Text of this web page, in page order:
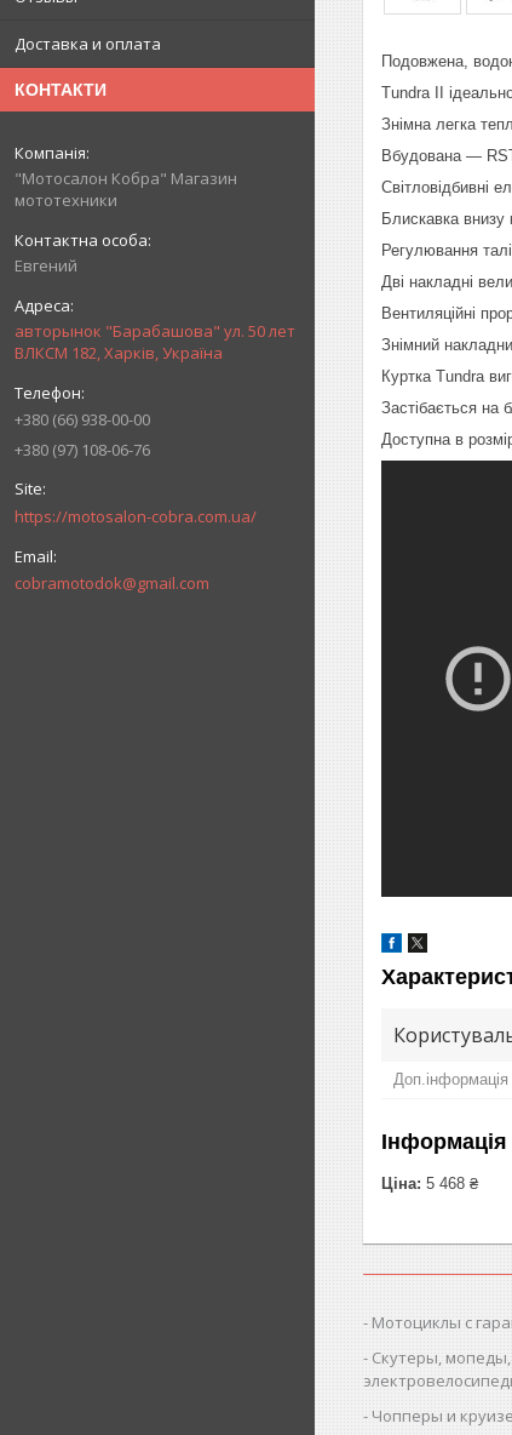
Доставка и оплата
КОНТАКТИ
"Мотосалон Кобра" Магазин
мототехники
Евгений
авторынок "Барабашова" ул. 50 лет
ВЛКСМ 182, Харків, Україна
+380 (66) 938-00-00
+380 (97) 108-06-76
https://motosalon-cobra.com.ua/
cobramotodok@gmail.com
Подовжена,
Tundra II
Знімна легка
Вбудована — RST
Світловідбивні
Блискавка
Регулювання
Дві накладні
Вентиляційні
Знімний
Куртка Tundra
Застібається на
Доступна в
Доп.інформація
Ціна: 5 468 ₴
Мотоциклы с
Скутеры, мопеды,
Чопперы и